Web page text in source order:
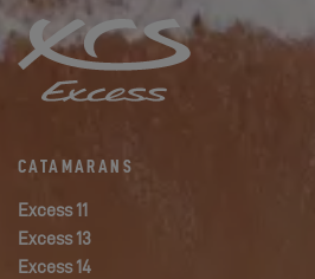
CATAMARANS
Excess 11
Excess 13
Excess 14